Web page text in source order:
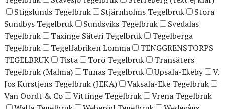
Stigslunds Tegelbruk
Stjärnholms Tegelbruk
Stora
Sundbys Tegelbruk
Sundsviks Tegelbruk
Svedalas
Tegelbruk
Taxinge Säteri Tegelbruk
Tegelberga
Tegelbruk
Tegelfabriken Lomma
TENGGRENSTORPS
TEGELBRUK
Tista Torö Tegelbruk
Transäters
Tegelbruk (Malma)
Tunas Tegelbruk Upsala-Ekeby
V.
Jos Kurstjens Tegelbruk (JEKA)
Vaksala-Eke Tegelbruk
Van Oordt & Co
Vittinge Tegelbruk
Vrena Tegelbruk